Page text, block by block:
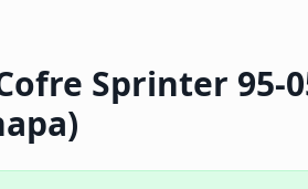
Sprinter 95-